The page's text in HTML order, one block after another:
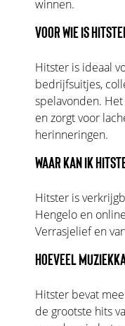
winnen.
VOOR WIE IS
Hitster is ideaal
bedrijfsuitjes,
spelavonden.
en zorgt voor
herinneringen.
WAAR KAN IK
Hitster is
Hengelo en
Verrasjelief en
HOEVEEL
Hitster bevat
de grootste hits